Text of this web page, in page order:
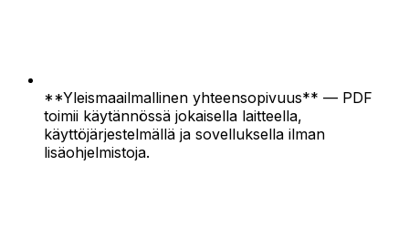
**Yleismaailmallinen yhteensopivuus** — PDF
toimii käytännössä jokaisella laitteella,
käyttöjärjestelmällä ja sovelluksella ilman
lisäohjelmistoja.